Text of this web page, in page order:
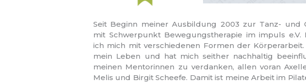
Seit Beginn meiner Ausbildung 2003 zur Tanz- und
mit Schwerpunkt Bewegungstherapie im impuls e.V.
ich mich mit verschiedenen Formen der
mein Leben und hat mich seither nachhaltig
meinen Mentorinnen zu verdanken, allen voran
Melis und Birgit Scheefe. Damit ist meine Arbeit im